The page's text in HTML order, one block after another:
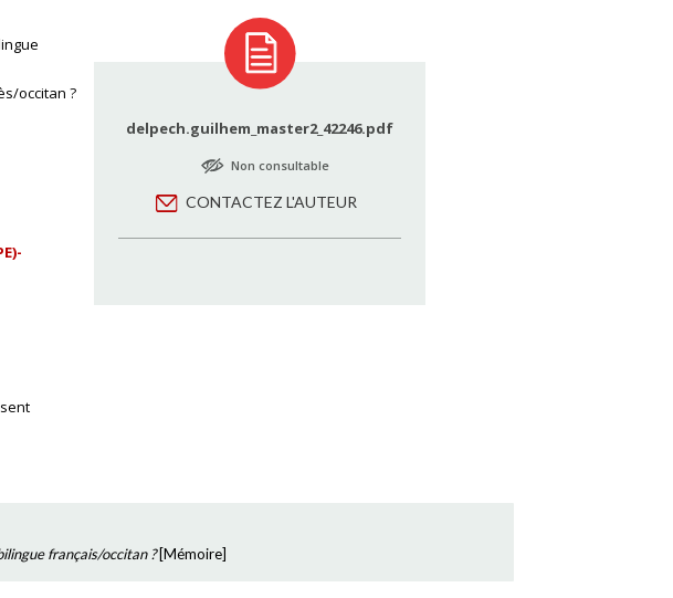
occitan ?
delpech.guilhem_master2_42246.pdf
Non consultable
CONTACTEZ L'AUTEUR
français/occitan ?[Mémoire]